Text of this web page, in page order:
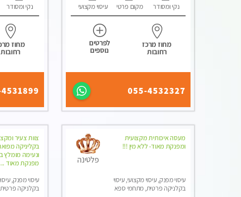
נקי ומסודר מקום פרטי עיסוי מקצועי
מחוז מרכז
רחובות
לפרטים
נוספים
055-4532327
נקי ומסודר
מחוז
רחובות
מעסה איכותית מקצועית
ומפנקת מאוד- ללא מין !!!
עיסוי מפנק, עיסוי מקצועי, עיסוי
בקלניקה פרטית, מתחמי ספא
פלטינה
בקליניקה
ונעימה מומלץ
מפנקת מאוד
עיסוי מפנק,
בקלניקה